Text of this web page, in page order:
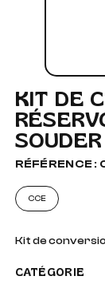
KIT DE
RÉFÉRENCE :
CCE
Kit de
CATÉGORIE